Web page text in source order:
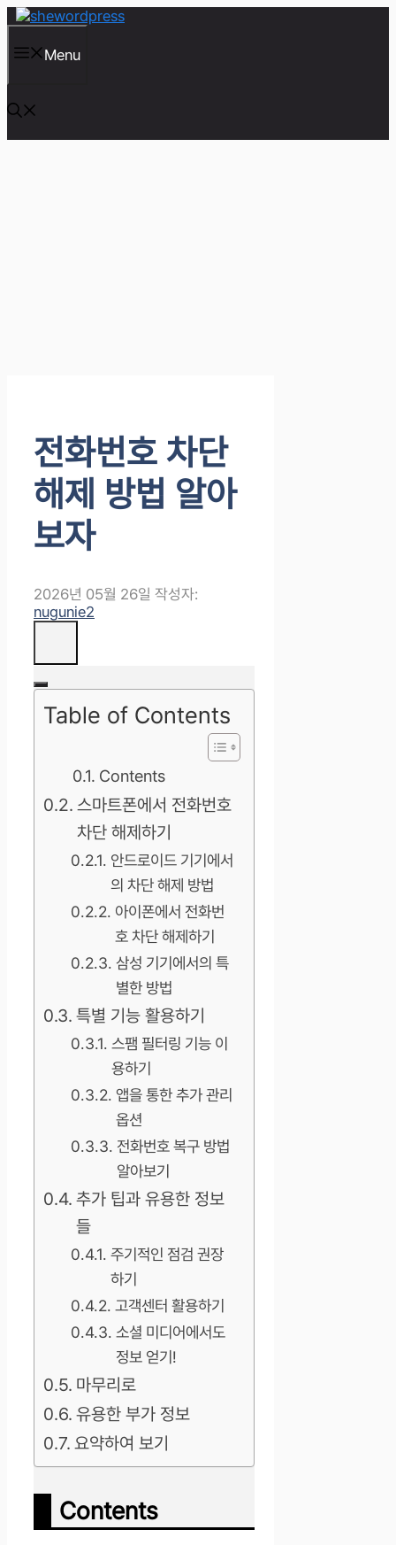
컨
츠
건
너
뛰
기
Menu
전화번호 차단
해제 방법 알아
보자
2026년 05월 26일 작성자:
nugunie2
Table of Contents
Contents
스마트폰에서 전화번호
차단 해제하기
안드로이드 기기에서
의 차단 해제 방법
아이폰에서 전화번
호 차단 해제하기
삼성 기기에서의 특
별한 방법
특별 기능 활용하기
스팸 필터링 기능 이
용하기
앱을 통한 추가 관리
옵션
전화번호 복구 방법
알아보기
추가 팁과 유용한 정보
들
주기적인 점검 권장
하기
고객센터 활용하기
소셜 미디어에서도
정보 얻기!
마무리로
유용한 부가 정보
요약하여 보기
Contents